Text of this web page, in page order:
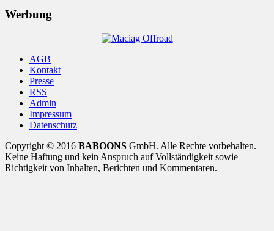
Werbung
AGB
Kontakt
Presse
RSS
Admin
Impressum
Datenschutz
Copyright © 2016 BABOONS GmbH. Alle Rechte vorbehalten.
Keine Haftung und kein Anspruch auf Vollständigkeit sowie
Richtigkeit von Inhalten, Berichten und Kommentaren.